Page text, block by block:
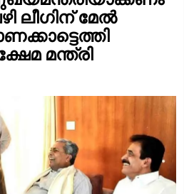
ലീഗിന് മേൽ
മന്ത്രി